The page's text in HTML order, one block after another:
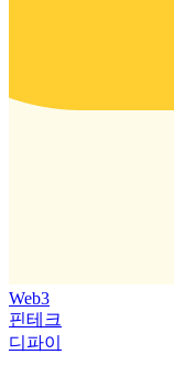
Web3
핀테크
디파이